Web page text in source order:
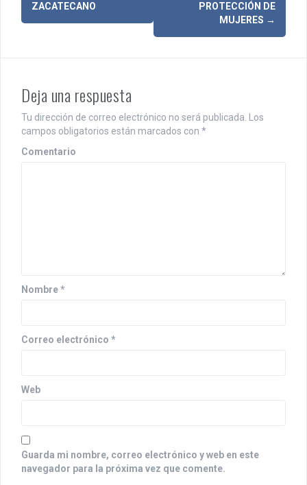
e
c
i
ó
n
t
a
a
s
ZACATECANO
PROTECCIÓN DE
MUJERES →
Deja una respuesta
Tu dirección de correo electrónico no será publicada.
Los
campos obligatorios están marcados con *
Comentario
Nombre*
Correo electrónico *
Web
Guarda mi nombre, correo electrónico y web en este
navegador para la próxima vez que comente.